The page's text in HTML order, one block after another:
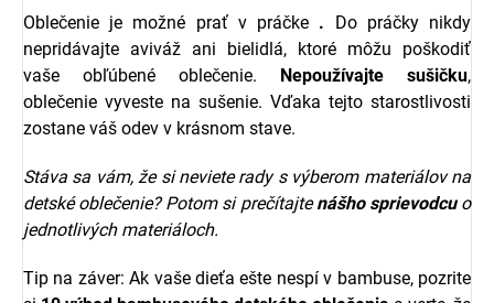
Oblečenie je možné prať v práčke . Do práčky nikdy
nepridávajte aviváž ani bielidlá, ktoré môžu poškodiť
vaše obľúbené oblečenie. Nepoužívajte sušičku,
oblečenie vyveste na sušenie. Vďaka tejto starostlivosti
zostane váš odev v krásnom stave.
Stáva sa vám, že si neviete rady s výberom materiálov na
detské oblečenie? Potom si prečítajtenášho sprievodcuo
jednotlivých materiáloch.
Tip na záver: Ak vaše dieťa ešte nespí v bambuse, pozrite